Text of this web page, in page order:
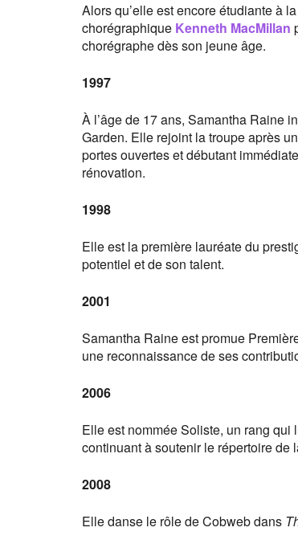
Alors qu’elle est encore étudiante à
chorégraphique Kenneth MacMillan
chorégraphe dès son jeune âge.
1997
À l’âge de 17 ans, Samantha Raine
Garden. Elle rejoint la troupe après
portes ouvertes et débutant
rénovation.
1998
Elle est la première lauréate du
potentiel et de son talent.
2001
Samantha Raine est promue
une reconnaissance de ses
2006
Elle est nommée Soliste, un rang qui
continuant à soutenir le répertoire de
2008
Elle danse le rôle de Cobweb dans